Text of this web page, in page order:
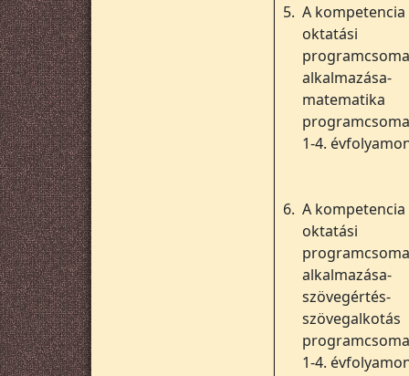
5. A
oktatási
alkalmazása-
matematika
1-4.
6. A
oktatási
alkalmazása-
szövegértés-
szövegalkotás
1-4.